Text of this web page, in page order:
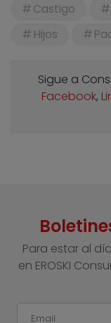
Castigo
Hijos
Sigue a
Facebook,
Para estar al
en EROSKI